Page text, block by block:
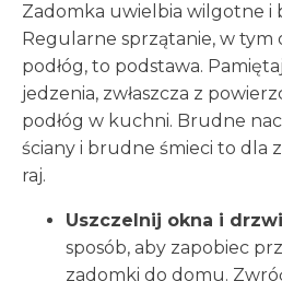
Zadomka uwielbia wilgotne i
Regularne sprzątanie, w tym
podłóg, to podstawa.
jedzenia, zwłaszcza z
podłóg w kuchni. Brudne
ściany i brudne śmieci to dla
raj.
Uszczelnij okna i
sposób, aby zapobiec
zadomki do domu.